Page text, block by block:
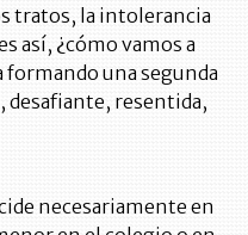
tratos, la intolerancia
así, ¿cómo vamos a
formando una segunda
desafiante, resentida,
necesariamente en